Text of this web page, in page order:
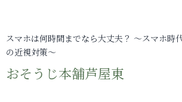
スマホは何時間までなら大丈夫？ ～スマホ時
の近視対策～
おそうじ本舗芦屋東